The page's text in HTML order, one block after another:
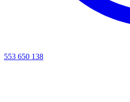
553 650 138